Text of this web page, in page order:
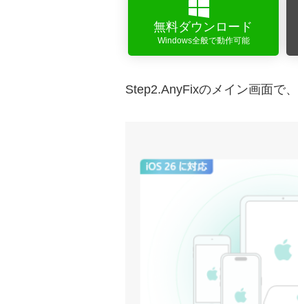
無料ダウンロード
Windows全般で動作可能
Step2.AnyFixのメイン画面で